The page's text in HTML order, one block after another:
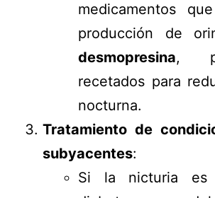
medicamentos
producción de
desmopresina,
recetados para
nocturna.
Tratamiento de
subyacentes:
Si la nicturia es